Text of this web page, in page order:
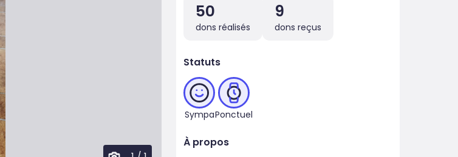
50
dons réalisés
9
dons reçus
Statuts
SympaPonctuel
À propos